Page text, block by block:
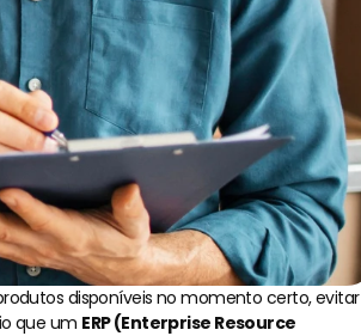
disponíveis no momento certo, evitar
que um ERP (Enterprise Resource